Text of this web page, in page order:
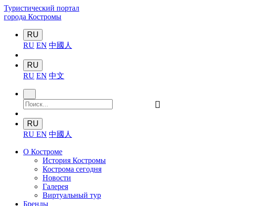
Туристический портал
города Костромы
RU
RU EN 中國人
RU
RU EN 中文
󰍉
RU
RU EN 中國人
О Костроме
История Костромы
Кострома сегодня
Новости
Галерея
Виртуальный тур
Бренды